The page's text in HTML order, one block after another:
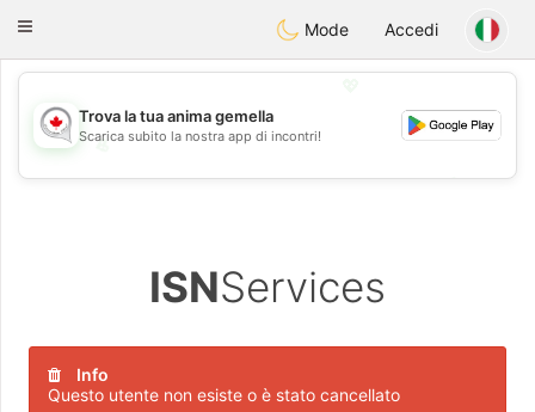
CANADIANchat
Toggle
Mode Accedi
💖
💕
Trova la tua anima gemella
Scarica subito la nostra app di incontri!
ISNServices
Info
Questo utente non esiste o è stato cancellato